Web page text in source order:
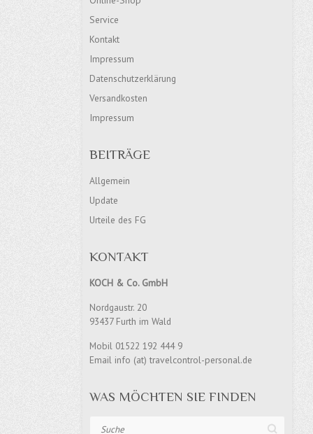
Service
Kontakt
Impressum
Datenschutzerklärung
Versandkosten
Impressum
BEITRÄGE
Allgemein
Update
Urteile des FG
KONTAKT
KOCH & Co. GmbH
Nordgaustr. 20
93437 Furth im Wald
Mobil 01522 192 444 9
Email info (at) travelcontrol-personal.de
WAS MÖCHTEN SIE FINDEN
Suche